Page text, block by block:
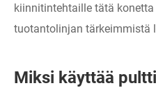
kiinnitintehtaille tätä
tuotantolinjan tärkeimmistä
Miksi käyttää